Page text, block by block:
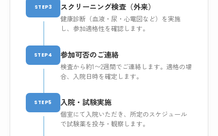
STEP3 スクリーニング検査（外来）
健康診断（血液・尿・心電図など）を実施
し、参加適格性を確認します。
STEP4 参加可否のご連絡
検査から約1〜2週間でご連絡します。適格の場
合、入院日時を確定します。
STEP5 入院・試験実施
個室にて入院いただき、所定のスケジュール
で試験薬を投与・観察します。